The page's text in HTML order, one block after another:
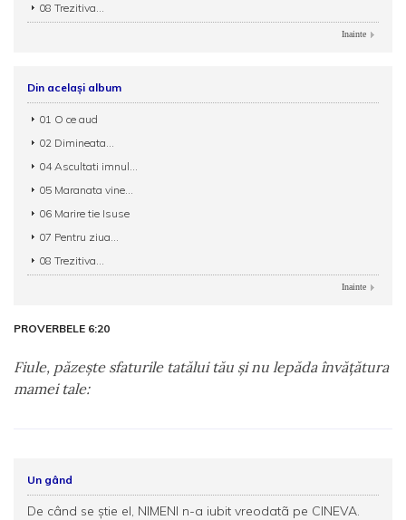
08 Trezitiva...
Inainte
Din același album
01 O ce aud
02 Dimineata...
04 Ascultati imnul...
05 Maranata vine...
06 Marire tie Isuse
07 Pentru ziua...
08 Trezitiva...
Inainte
PROVERBELE 6:20
Fiule, păzeşte sfaturile tatălui tău şi nu lepăda învăţătura
mamei tale:
Un gând
De când se ştie el, NIMENI n-a iubit vreodatã pe CINEVA.